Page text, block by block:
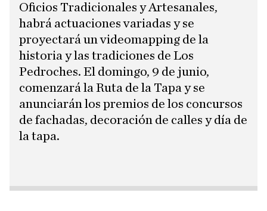
Oficios Tradicionales y Artesanales,
habrá actuaciones variadas y se
proyectará un videomapping de la
historia y las tradiciones de Los
Pedroches. El domingo, 9 de junio,
comenzará la Ruta de la Tapa y se
anunciarán los premios de los concursos
de fachadas, decoración de calles y día de
la tapa.